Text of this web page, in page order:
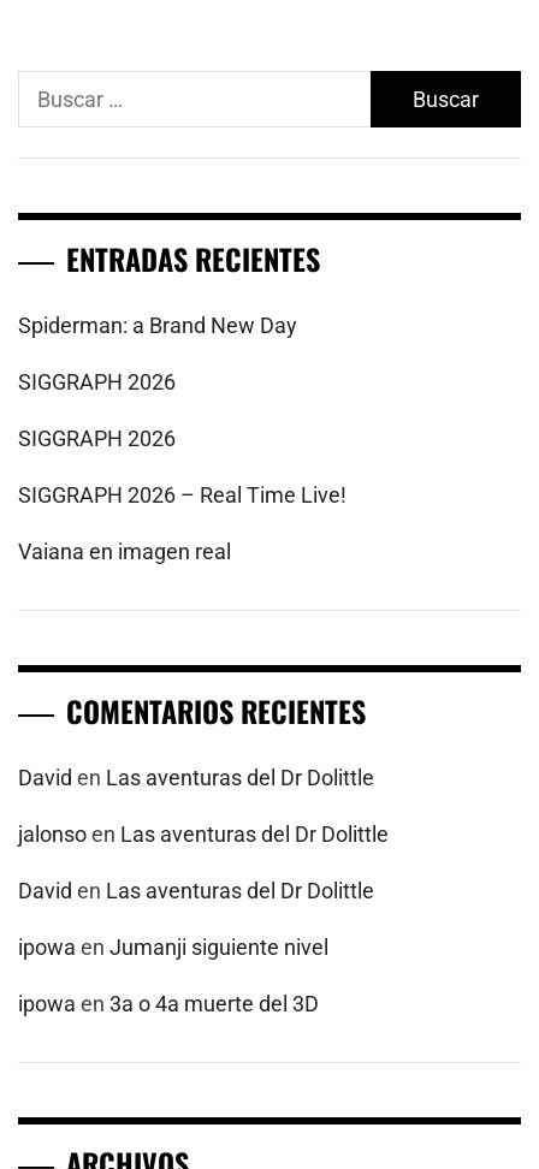
Buscar:
ENTRADAS RECIENTES
Spiderman: a Brand New Day
SIGGRAPH 2026
SIGGRAPH 2026
SIGGRAPH 2026 – Real Time Live!
Vaiana en imagen real
COMENTARIOS RECIENTES
David en Las aventuras del Dr Dolittle
jalonsoen Las aventuras del Dr Dolittle
David en Las aventuras del Dr Dolittle
ipowa en Jumanji siguiente nivel
ipowa en 3a o 4a muerte del 3D